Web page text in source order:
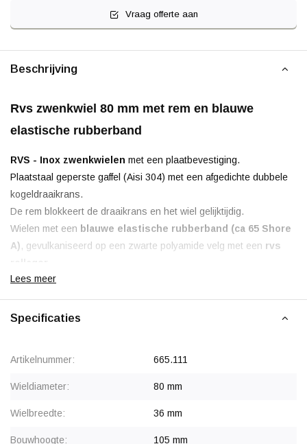
Vraag offerte aan
Beschrijving
Rvs zwenkwiel 80 mm met rem en blauwe
elastische rubberband
RVS - Inox zwenkwielen met een plaatbevestiging.
Plaatstaal geperste gaffel (Aisi 304) met een afgedichte dubbele
kogeldraaikrans.
De rem blokkeert de draaikrans en het wiel gelijktijdig.
Wielen met een blauwe elastische rubberband (ca 65 Shore
A), gevulkaniseerd op een zwarte polyamide velg met een rvs
Non marking, de blauwe band laat geen strepen achter en heeft
eenzeer lage rolweerstand.
Lees meer
Specificaties
Artikelnummer: 665.111
Wieldiameter: 80 mm
Wielbreedte: 36 mm
Bouwhoogte: 105 mm